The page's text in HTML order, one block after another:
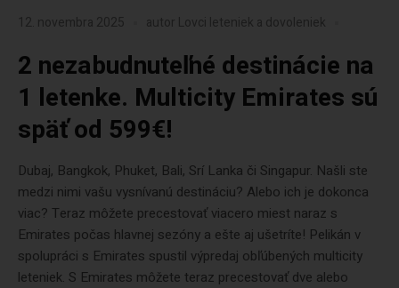
12. novembra 2025 autor Lovci leteniek a dovoleniek
2 nezabudnuteľné destinácie na
1 letenke. Multicity Emirates sú
späť od 599€!
Dubaj, Bangkok, Phuket, Bali, Srí Lanka či Singapur. Našli ste
medzi nimi vašu vysnívanú destináciu? Alebo ich je dokonca
viac? Teraz môžete precestovať viacero miest naraz s
Emirates počas hlavnej sezóny a ešte aj ušetríte! Pelikán v
spolupráci s Emirates spustil výpredaj obľúbených multicity
leteniek. S Emirates môžete teraz precestovať dve alebo